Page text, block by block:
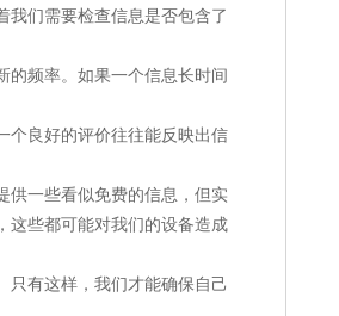
我们需要检查信息是否包含了
的频率。如果一个信息长时间
个良好的评价往往能反映出信
供一些看似免费的信息，但实
这些都可能对我们的设备造成
只有这样，我们才能确保自己